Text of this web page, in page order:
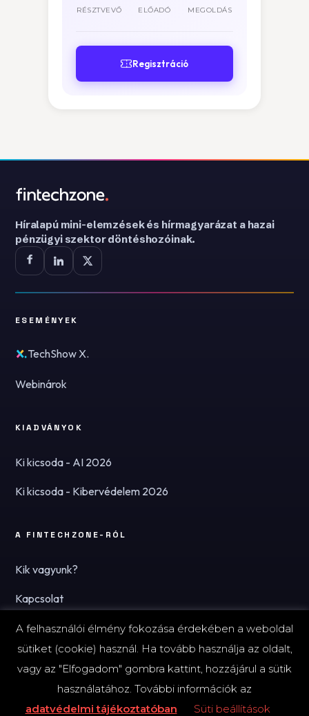
RÉSZTVEVŐ ELŐADÓ MEGOLDÁS
Regisztráció
Híralapú mini-elemzések és hírmagyarázat a hazai
pénzügyi szektor döntéshozóinak.
ESEMÉNYEK
TechShow X.
Webinárok
KIADVÁNYOK
Ki kicsoda - AI 2026
Ki kicsoda - Kibervédelem 2026
A FINTECHZONE-RÓL
Kik vagyunk?
Kapcsolat
Hírlevél
© 2026 FinTechZone.hu - A FinTech Group Kft.
A felhasználói élmény fokozása érdekében a weboldal
sütiket (cookie) használ. Ha tovább használja az oldalt,
vagy az "Elfogadom" gombra kattint, hozzájárul a sütik
használatához. További információk az
adatvédelmi tájékoztatóban
Süti beállítások